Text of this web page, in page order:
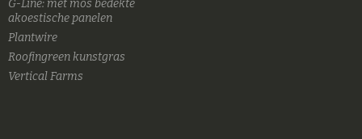
G-Line: met mos bedekte
akoestische panelen
Plantwire
Roofingreen kunstgras
Vertical Farms